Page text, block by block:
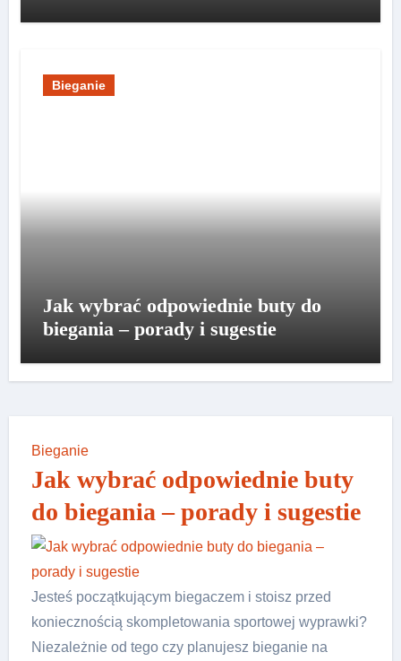
Bieganie
Jak wybrać odpowiednie buty do
biegania – porady i sugestie
Bieganie
Jak wybrać odpowiednie buty
do biegania – porady i sugestie
Jesteś początkującym biegaczem i stoisz przed
koniecznością skompletowania sportowej wyprawki?
Niezależnie od tego czy planujesz bieganie na